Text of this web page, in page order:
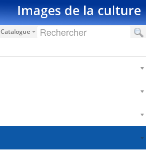
Images de la culture
Catalogue